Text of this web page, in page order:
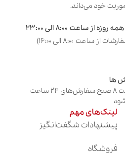
خود می‌داند.
از ساعت ۸:۰۰ الی ۲۳:۰۰
ساعت ۸:۰۰ الی ۱۶:۰۰)
ها
روزهای کاری ساعت ۸ صبح سفارش‌های ۲۴ ساعت
لینک‌های مهم
پیشنهادات شگفت‌انگیز
فروشگاه